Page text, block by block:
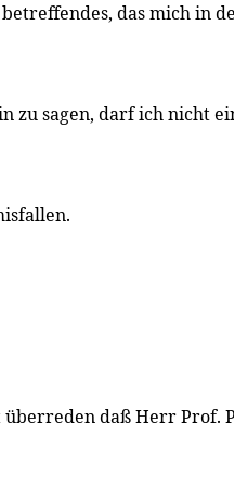
das mich in
zu sagen, darf ich nicht
daß Herr Prof.